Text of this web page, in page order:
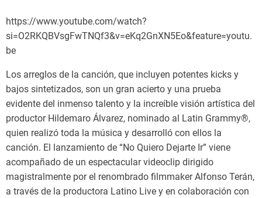
https://www.youtube.com/watch?
si=O2RKQBVsgFwTNQf3&v=eKq2GnXN5Eo&feature=youtu.
be
Los arreglos de la canción, que incluyen potentes kicks y
bajos sintetizados, son un gran acierto y una prueba
evidente del inmenso talento y la increíble visión artística del
productor Hildemaro Álvarez, nominado al Latin Grammy®,
quien realizó toda la música y desarrolló con ellos la
canción. El lanzamiento de “No Quiero Dejarte Ir” viene
acompañado de un espectacular videoclip dirigido
magistralmente por el renombrado filmmaker Alfonso Terán,
a través de la productora Latino Live y en colaboración con